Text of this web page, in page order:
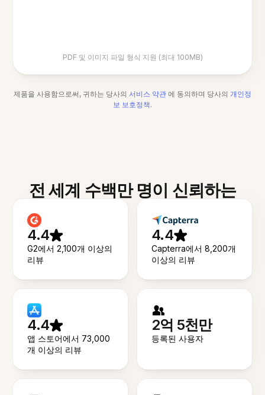
PDF 및 이미지 파일 형식 지원 (최대 100MB)
제품을 사용함으로써, 귀하는 당사의 서비스 약관 에 동의하며 당사의 개인정
보 보호정책.
전 세계 수백만 명이 신뢰하는
4.4
G2에서 2,100개 이상의
리뷰
4.4
Capterra에서 8,200개
이상의 리뷰
4.4
앱 스토어에서 73,000
개 이상의 리뷰
2억 5천만
등록된 사용자